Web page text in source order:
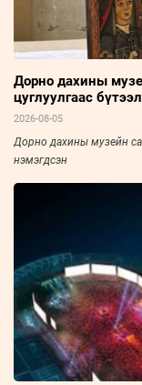
Дорно дахины
цуглуулгаас
2026-08-05
Дорно дахины музейн
нэмэгдсэн